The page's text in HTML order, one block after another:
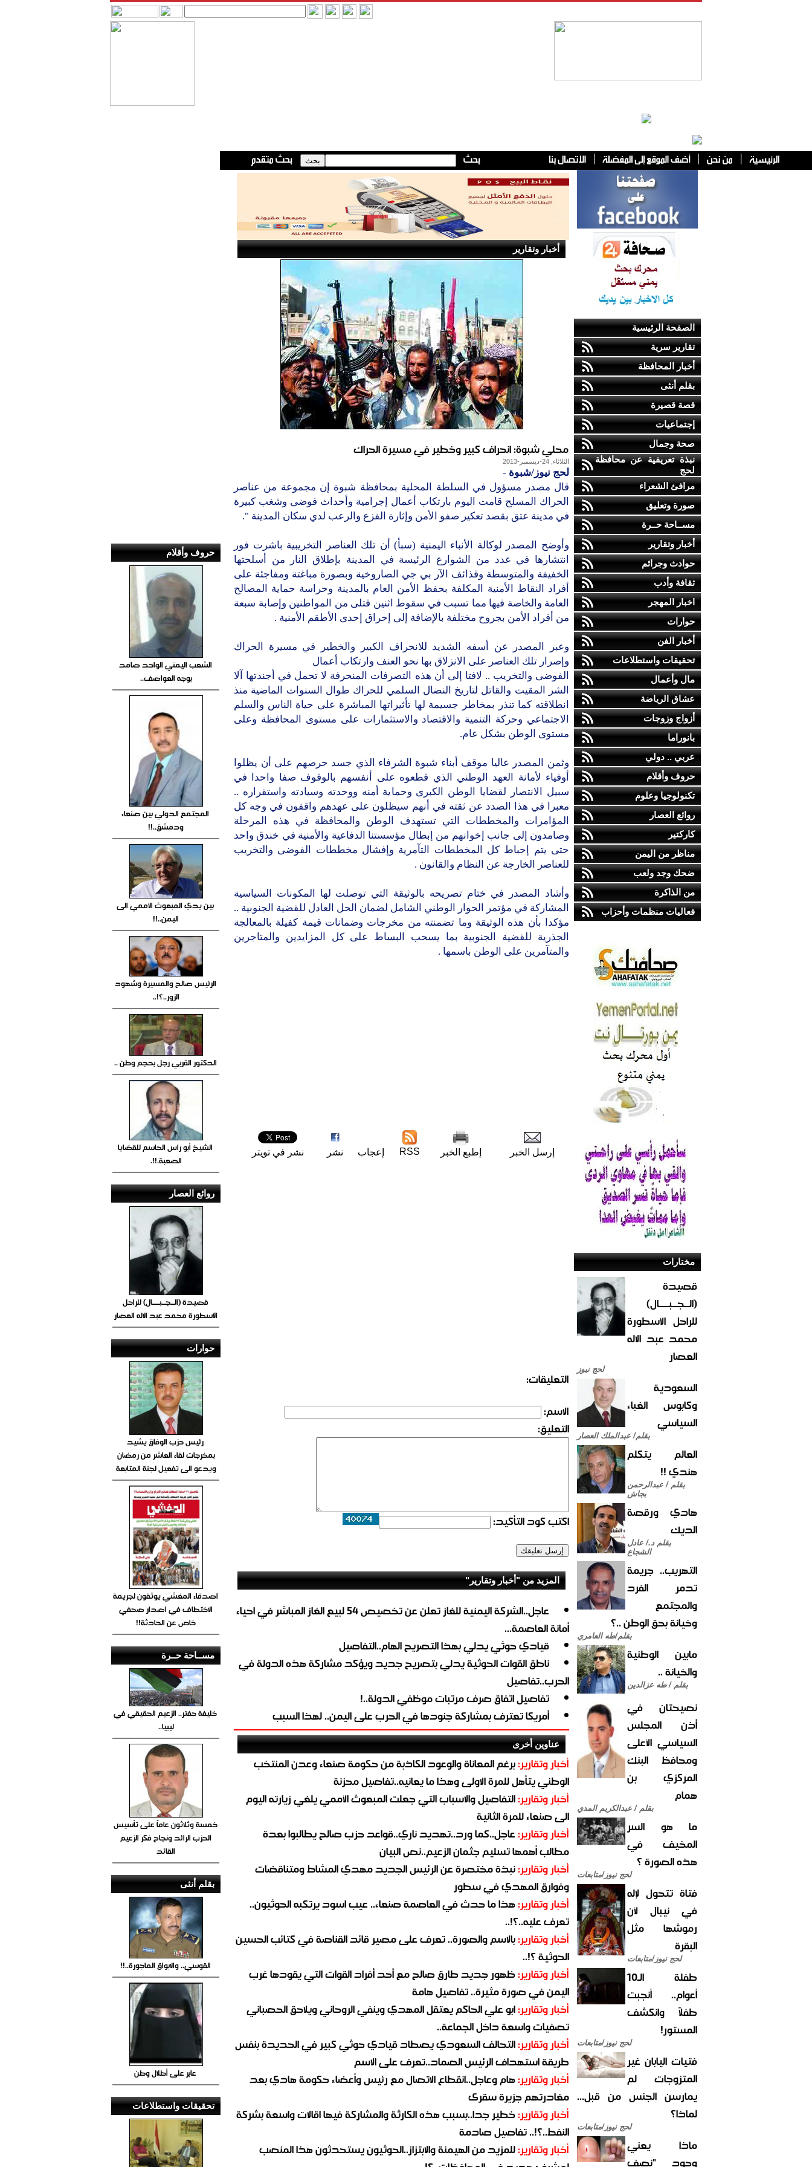
الصفحة الرئيسية
تقارير سرية
أخبار المحافظة
بقلم أنثى
قصة قصيرة
إجتماعيات
صحة وجمال
نبذة تعريفية عن محافظة
لحج
مرافئ الشعراء
صورة وتعليق
مســاحة حــرة
أخبار وتقارير
حوادث وجرائم
ثقافة وأدب
اخبار المهجر
حوارات
أخبار الفن
تحقيقات واستطلاعات
مال وأعمال
عشاق الرياضة
أزواج وزوجات
بانوراما
عربي .. دولي
حروف وأقلام
تكنولوجيا وعلوم
روائع العصار
كاركتير
مناظر من اليمن
ضحك وجد ولعب
من الذاكرة
فعاليات منظمات وأحزاب
مختارات
قصيدة
(الــجــبــــال)
للراحل الأسطورة
محمد عبد الاله
العصار
لحج نيوز
السعودية
وكابوس الغباء
السياسي
بقلم/ عبدالملك العصار
العالم يتكلم
هندي !!
بقلم / عبدالرحمن
بجاش
هادي ورقصة
الديك
بقلم د./ عادل
الشجاع
التهريب.. جريمة
تدمر الفرد
والمجتمع
وخيانة بحق الوطن ..؟
بقلم/طه العامري
مابين الوطنية
والخيانة ..
بقلم / طه عزالدين
نصيحتان في
أذن المجلس
السياسي الأعلى
ومحافظ البنك
المركزي بن
همام
بقلم / عبدالكريم المدي
ما هو السر
المخيف في
هذه الصورة ؟
لحج نيوز/متابعات
فتاة تتحول لإله
في نيبال لأن
رموشها مثل
البقرة
لحج نيوز/متابعات
طفلة الـ10
أعوام.. أنجبت
طفلاً وانكشف
المستور!
لحج نيوز/متابعات
فتيات اليابان غير
المتزوجات لم
يمارسن الجنس من قبل...
لماذا؟
لحج نيوز/متابعات
ماذا يعني
وجود "نصف
أخبار وتقارير
محلي شبوة: انحراف كبير وخطير في مسيرة الحراك
الثلاثاء, 24-ديسمبر-2013
لحج نيوز/شبوة -
قال مصدر مسؤول في السلطة المحلية بمحافظة شبوة إن مجموعة من عناصر
الحراك المسلح قامت اليوم بارتكاب أعمال إجرامية وأحداث فوضى وشغب كبيرة
في مدينة عتق بقصد تعكير صفو الأمن وإثارة الفزع والرعب لدي سكان المدينة ".
وأوضح المصدر لوكالة الأنباء اليمنية (سبأ) أن تلك العناصر التخريبية باشرت فور
انتشارها في عدد من الشوارع الرئيسة في المدينة بإطلاق النار من أسلحتها
الخفيفة والمتوسطة وقذائف الآر بي جي الصاروخية وبصورة مباغتة ومفاجئة على
أفراد النقاط الأمنية المكلفة بحفظ الأمن العام بالمدينة وحراسة حماية المصالح
العامة والخاصة فيها مما تسبب في سقوط اثنين قتلى من المواطنين وإصابة سبعة
من أفراد الأمن بجروح مختلفة بالإضافة إلى إحراق إحدى الأطقم الأمنية .
وعبر المصدر عن أسفه الشديد للانحراف الكبير والخطير في مسيرة الحراك
وإصرار تلك العناصر على الانزلاق بها نحو العنف وارتكاب أعمال
الفوضى والتخريب .. لافتا إلى أن هذه التصرفات المنحرفة لا تحمل في أجندتها آلا
الشر المقيت والقاتل لتاريخ النضال السلمي للحراك طوال السنوات الماضية منذ
انطلاقته كما تنذر بمخاطر جسيمة لها تأثيراتها المباشرة على حياة الناس والسلم
الاجتماعي وحركة التنمية والاقتصاد والاستثمارات على مستوى المحافظة وعلى
مستوى الوطن بشكل عام.
وثمن المصدر عاليا موقف أبناء شبوة الشرفاء الذي جسد حرصهم على أن يظلوا
أوفياء لأمانة العهد الوطني الذي قطعوه على أنفسهم بالوقوف صفا واحدا في
سبيل الانتصار لقضايا الوطن الكبرى وحماية أمنه ووحدته وسيادته واستقراره ..
معبرا في هذا الصدد عن ثقته في أنهم سيظلون على عهدهم واقفون في وجه كل
المؤامرات والمخططات التي تستهدف الوطن والمحافظة في هذه المرحلة
وصامدون إلى جانب إخوانهم من إبطال مؤسستنا الدفاعية والأمنية في خندق واحد
حتى يتم إحباط كل المخططات التآمرية وإفشال مخططات الفوضى والتخريب
للعناصر الخارجة عن النظام والقانون .
وأشاد المصدر في ختام تصريحه بالوثيقة التي توصلت لها المكونات السياسية
المشاركة في مؤتمر الحوار الوطني الشامل لضمان الحل العادل للقضية الجنوبية ..
مؤكدا بأن هذه الوثيقة وما تضمنته من مخرجات وضمانات قيمة كفيلة بالمعالجة
الجذرية للقضية الجنوبية بما يسحب البساط على كل المزايدين والمتاجرين
والمتآمرين على الوطن باسمها .
إرسل الخبر إطبع الخبر RSS إعجاب نشر نشر في تويتر
التعليقات:
الاسم:
التعليق:
اكتب كود التأكيد:
المزيد من "أخبار وتقارير"
عاجل..الشركة اليمنية للغاز تعلن عن تخصيص 54 لبيع الغاز المباشر في احياء
أمانة العاصمة...
قيادي حوثي يدلي بهذا التصريح الهام..التفاصيل
ناطق القوات الحوثية يدلي بتصريح جديد ويؤكد مشاركة هذه الدولة في
الحرب..تفاصيل
تفاصيل اتفاق صرف مرتبات موظفي الدولة..!
أمريكا تعترف بمشاركة جنودها في الحرب على اليمن.. لهذا السبب
عناوين أخرى
أخبار وتقارير:برغم المعاناة والوعود الكاذبة من حكومة صنعاء وعدن المنتخب
الوطني يتأهل للمرة الاولى وهذا ما يعانيه..تفاصيل محزنة
أخبار وتقارير:التفاصيل والاسباب التي جعلت المبعوث الأممي يلغي زيارته اليوم
الى صنعاء للمرة الثانية
أخبار وتقارير:عاجل..كما ورد..تهديد ناري..قواعد حزب صالح يطالبوا بعدة
مطالب أهمها تسليم جثمان الزعيم..نص البيان
أخبار وتقارير:نبذة مختصرة عن الرئيس الجديد مهدي المشاط ومتناقضات
وفوارق المهدي في سطور
أخبار وتقارير:هذا ما حدث في العاصمة صنعاء.. عيب اسود يرتكبه الحوثيون..
تعرف عليه..؟!..
أخبار وتقارير:بالاسم والصورة.. تعرف على مصير قائد القناصة في كتائب الحسين
الحوثية ؟!..
أخبار وتقارير:ظهور جديد طارق صالح مع أحد أفراد القوات التي يقودها غرب
اليمن في صورة مثيرة.. تفاصيل هامة
أخبار وتقارير:ابو علي الحاكم يعتقل المهدي وينفي الروحاني ويلاحق الحصباني
تصفيات واسعة داخل الجماعة..
أخبار وتقارير:التحالف السعودي يصطاد قيادي حوثي كبير في الحديدة بنفس
طريقة استهداف الرئيس الصماد..تعرف على الاسم
أخبار وتقارير:هام وعاجل..انقطاع الاتصال مع رئيس وأعضاء حكومة هادي بعد
مغادرتهم جزيرة سقرى
أخبار وتقارير:خطير جدا..بسبب هذه الكارثة والمشاركة فيها اقالات واسعة بشركة
النفط..؟!.. تفاصيل صادمة
أخبار وتقارير:للمزيد من الهيمنة والابتزاز..الحوثيون يستحدثون هذا المنصب
حروف وأقلام
الشعب اليمني الواحد صامد
بوجه العواصف..
المجتمع الدولي بين صنعاء
ودمشق..!!
بين يدي المبعوث الأممي الى
اليمن..!!
الرئيس صالح والمسيرة وشهود
الزور..؟!..
الدكتور القربي رجل بحجم وطن ..
الشيخ أبو راس الحاسم للقضايا
الصعبة.!!.
روائع العصار
قصيدة (الــجــبــــال) للراحل
الأسطورة محمد عبد الاله العصار
حوارات
رئيس حزب الوفاق يشيد
بمخرجات لقاء العاشر من رمضان
ويدعو الى تفعيل لجنة المتابعة
اصدقاء المغشي يوثقون لجريمة
الاختطاف في اصدار صحفي
خاص عن الحادثة!!
مســاحة حــرة
خليفة حفتر.. الزعيم الحقيقي في
ليبيا..
خمسة وثلاثون عاماً على تأسيس
الحزب الرائد ونجاح فكر الزعيم
القائد
بقلم أنثى
القوسي.. والابواق الماجورة..!!
عابر على أطلال وطن
تحقيقات واستطلاعات